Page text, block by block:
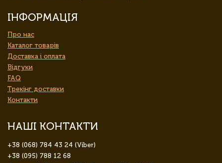
ІНФОРМАЦІЯ
Про нас
Каталог товарів
Доставка і оплата
Відгуки
FAQ
Трекінг доставки
Контакти
НАШІ КОНТАКТИ
+38 (068) 784 43 24 (Viber)
+38 (095) 788 12 68